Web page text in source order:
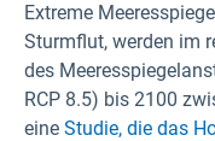
Extreme
Sturmflut, werden im
des
RCP 8.5) bis 2100
eine Studie, die das